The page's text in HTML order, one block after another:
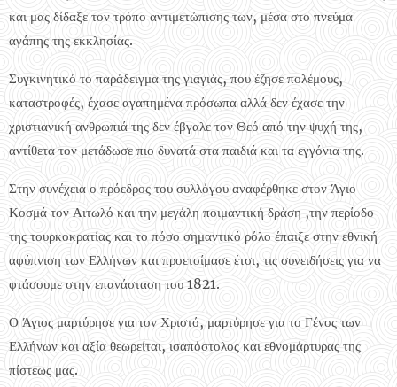
και μας δίδαξε τον τρόπο αντιμετώπισης των, μέσα στο πνεύμα
αγάπης της εκκλησίας.
Συγκινητικό το παράδειγμα της γιαγιάς, που έζησε πολέμους,
καταστροφές, έχασε αγαπημένα πρόσωπα αλλά δεν έχασε την
χριστιανική ανθρωπιά της δεν έβγαλε τον Θεό από την ψυχή της,
αντίθετα τον μετάδωσε πιο δυνατά στα παιδιά και τα εγγόνια της.
Στην συνέχεια ο πρόεδρος του συλλόγου αναφέρθηκε στον Άγιο
Κοσμά τον Αιτωλό και την μεγάλη ποιμαντική δράση ,την περίοδο
της τουρκοκρατίας και το πόσο σημαντικό ρόλο έπαιξε στην εθνική
αφύπνιση των Ελλήνων και προετοίμασε έτσι, τις συνειδήσεις για να
φτάσουμε στην επανάσταση του 1821.
Ο Άγιος μαρτύρησε για τον Χριστό, μαρτύρησε για το Γένος των
Ελλήνων και αξία θεωρείται, ισαπόστολος και εθνομάρτυρας της
πίστεως μας.